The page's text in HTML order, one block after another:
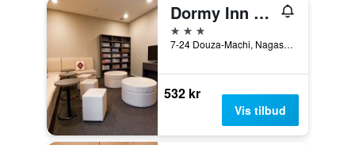
Dormy Inn Nagasaki Hot Spring
3 stjerner
7-24 Douza-Machi, Nagasaki, Japan
532 kr
Vis tilbud